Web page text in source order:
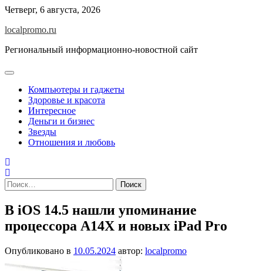
Перейти
содержимому
Четверг, 6 августа, 2026
localpromo.ru
Региональный информационно-новостной сайт
Компьютеры и гаджеты
Здоровье и красота
Интересное
Деньги и бизнес
Звезды
Отношения и любовь
Найти:
В iOS 14.5 нашли упоминание
процессора A14X и новых iPad Pro
Опубликовано в 10.05.2024 автор: localpromo